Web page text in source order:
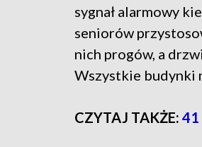
sygnał alarmowy
seniorów
nich progów, a
Wszystkie budynki
CZYTAJ TAKŻE: 41